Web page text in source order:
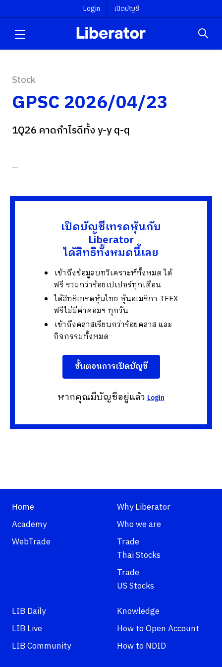
Login เปิดบัญชี
Stock
GPSC 2026/04/23
1Q26 คาดกำไรดีทั้ง y-y q-q
...
เปิดบัญชีเทรดหุ้นกับ
Liberator
ได้สิทธิทั้งหมดนี้เลย
เข้าถึงข้อมูลบทวิเคราะห์ทั้งหมด ได้
ฟรี รวมกว่าร้อยเปเปอร์ทุกเดือน
ได้สิทธิเทรดหุ้นไทย หุ้นอเมริกา TFEX
ฟรีไม่มีค่าคอมฯ ทุกวัน
เข้าถึงคลาสเรียนกว่าร้อยคลาส และ
กิจกรรมทั้งหมด
ขั้นตอนการเปิดบัญชี
หากคุณมีบัญชีอยู่แล้วLogin
Home
Academy
WebTrade
Why Liberator
Who we are
Trade
Thai Stocks
Trade
US Stocks
LIB Daily
LIB Live
LIB Community
Knowledge
How to Open Account
How to NDID